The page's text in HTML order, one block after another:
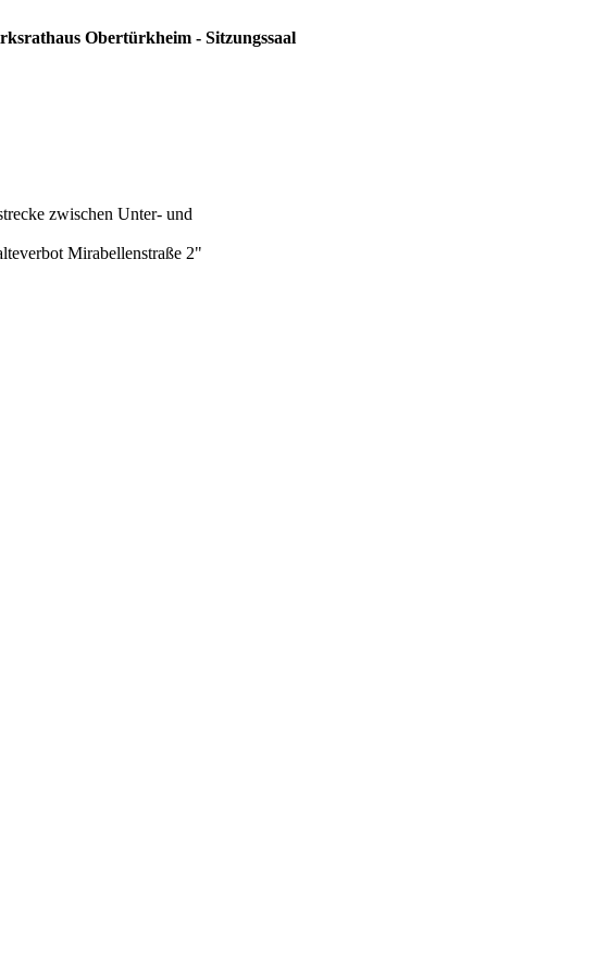
Obertürkheim - Sitzungssaal
zwischen Unter- und
Mirabellenstraße 2"